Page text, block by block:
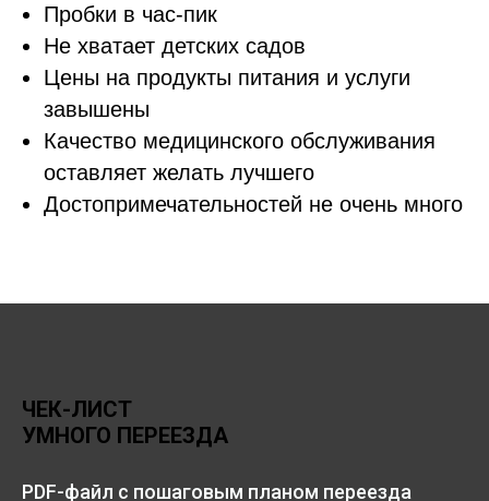
Пробки в час-пик
Не хватает детских садов
Цены на продукты питания и услуги
завышены
Качество медицинского обслуживания
оставляет желать лучшего
Достопримечательностей не очень много
ЧЕК-ЛИСТ
УМНОГО ПЕРЕЕЗДА
PDF-файл с пошаговым планом переезда